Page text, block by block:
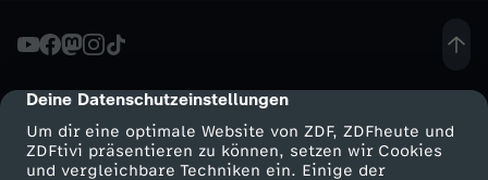
cmp-dialog-description
Deine Datenschutzeinstellungen
Um dir eine optimale Website von ZDF, ZDFheute und
ZDFtivi präsentieren zu können, setzen wir Cookies
und vergleichbare Techniken ein. Einige der
n
s
t